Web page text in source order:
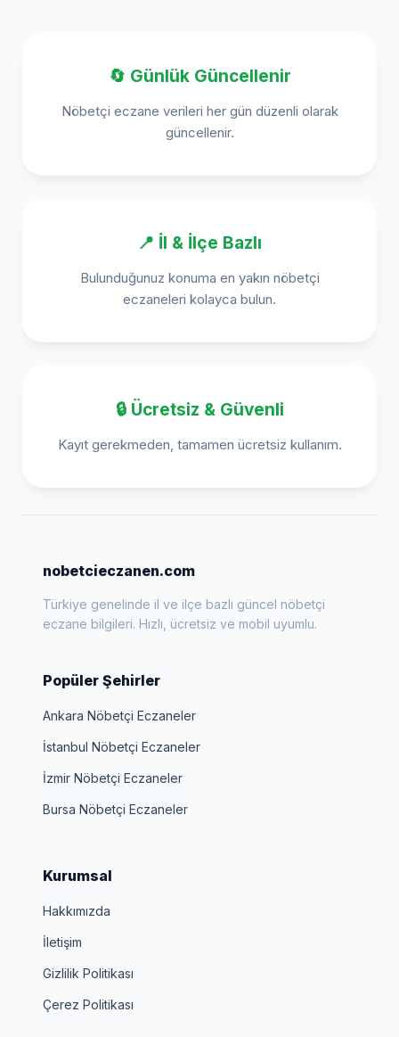
🔄 Günlük Güncellenir
Nöbetçi eczane verileri her gün düzenli olarak
güncellenir.
📍 İl & İlçe Bazlı
Bulunduğunuz konuma en yakın nöbetçi
eczaneleri kolayca bulun.
🔒 Ücretsiz & Güvenli
Kayıt gerekmeden, tamamen ücretsiz kullanım.
nobetcieczanen.com
Türkiye genelinde il ve ilçe bazlı güncel nöbetçi
eczane bilgileri. Hızlı, ücretsiz ve mobil uyumlu.
Popüler Şehirler
Ankara Nöbetçi Eczaneler
İstanbul Nöbetçi Eczaneler
İzmir Nöbetçi Eczaneler
Bursa Nöbetçi Eczaneler
Kurumsal
Hakkımızda
İletişim
Gizlilik Politikası
Çerez Politikası